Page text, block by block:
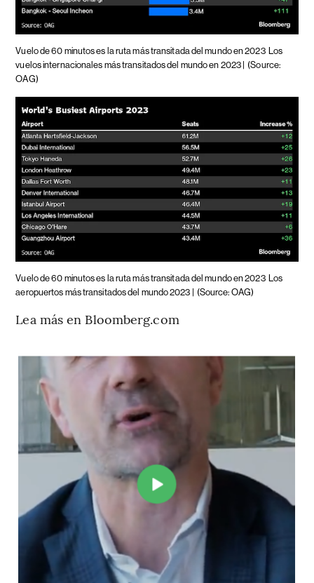
Vuelo de 60 minutos es la ruta más transitada del mundo en 2023 Los
vuelos internacionales más transitados del mundo en 2023 | (Source:
OAG)
Vuelo de 60 minutos es la ruta más transitada del mundo en 2023 Los
aeropuertos más transitados del mundo 2023 | (Source: OAG)
Lea más en Bloomberg.com